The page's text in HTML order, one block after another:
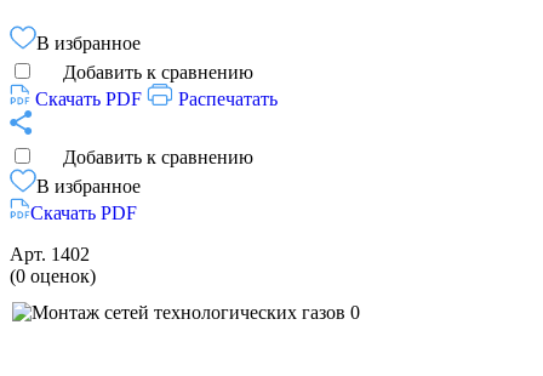
В избранное
Добавить к сравнению
Скачать PDF
Распечатать
Добавить к сравнению
В избранное
Скачать PDF
Арт. 1402
(0 оценок)